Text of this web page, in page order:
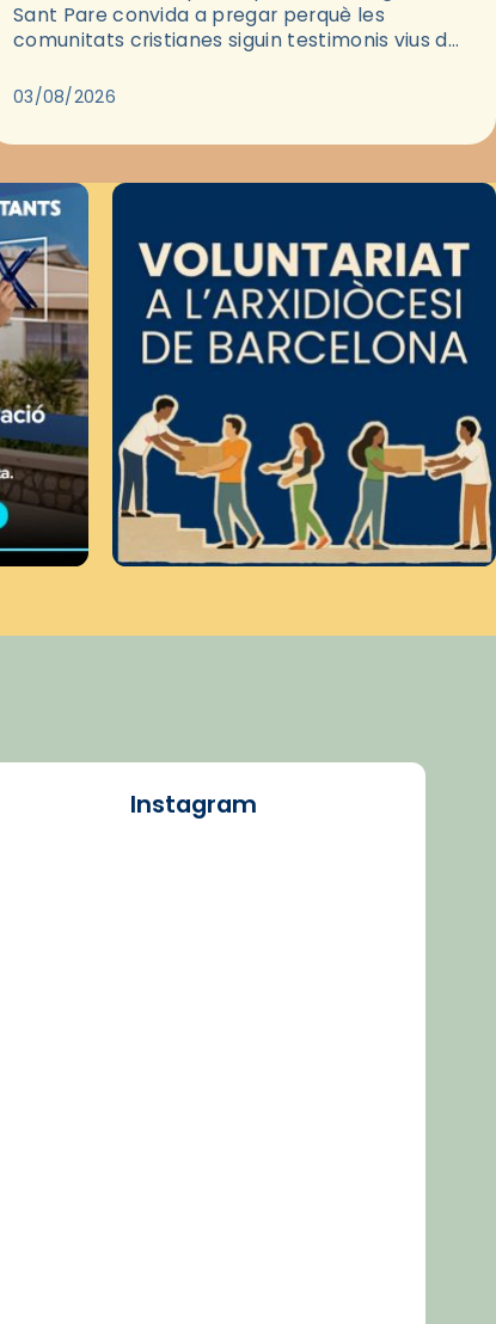
Sant Pare convida a pregar perquè les
comunitats cristianes siguin testimonis vius de
pregària, el…
03/08/2026
Instagram